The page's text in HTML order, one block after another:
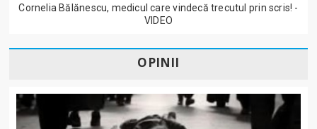
Cornelia Bălănescu, medicul care vindecă trecutul prin scris! -
VIDEO
OPINII